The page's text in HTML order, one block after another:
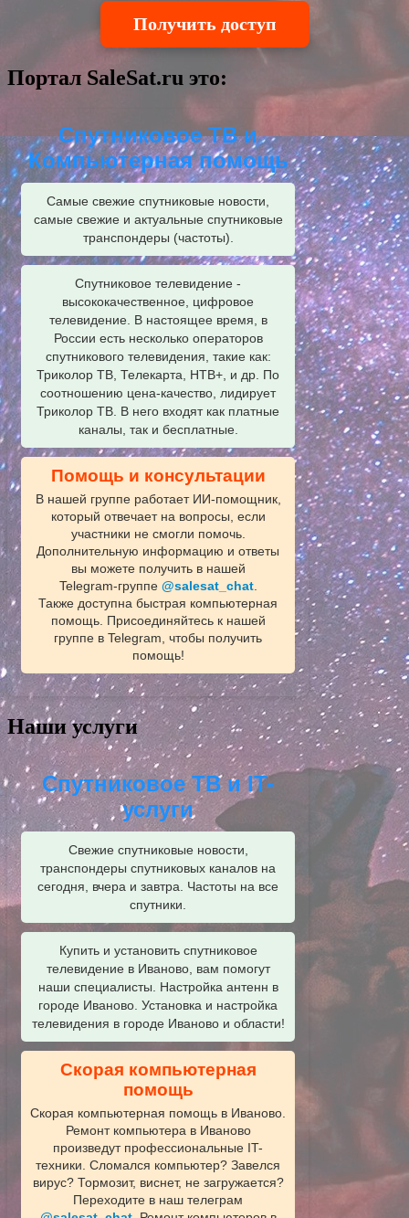
Получить доступ
Портал SaleSat.ru это:
Спутниковое ТВ и
Компьютерная помощь
Самые свежие спутниковые новости,
самые свежие и актуальные спутниковые
транспондеры (частоты).
Спутниковое телевидение -
высококачественное, цифровое
телевидение. В настоящее время, в
России есть несколько операторов
спутникового телевидения, такие как:
Триколор ТВ, Телекарта, НТВ+, и др. По
соотношению цена-качество, лидирует
Триколор ТВ. В него входят как платные
каналы, так и бесплатные.
Помощь и консультации
В нашей группе работает ИИ‑помощник,
который отвечает на вопросы, если
участники не смогли помочь.
Дополнительную информацию и ответы
вы можете получить в нашей
Telegram‑группе @salesat_chat.
Также доступна быстрая компьютерная
помощь. Присоединяйтесь к нашей
группе в Telegram, чтобы получить
помощь!
Наши услуги
Спутниковое ТВ и IT-
услуги
Свежие спутниковые новости,
транспондеры спутниковых каналов на
сегодня, вчера и завтра. Частоты на все
спутники.
Купить и установить спутниковое
телевидение в Иваново, вам помогут
наши специалисты. Настройка антенн в
городе Иваново. Установка и настройка
телевидения в городе Иваново и области!
Скорая компьютерная
помощь
Скорая компьютерная помощь в Иваново.
Ремонт компьютера в Иваново
произведут профессиональные IT-
техники. Сломался компьютер? Завелся
вирус? Тормозит, виснет, не загружается?
Переходите в наш телеграм